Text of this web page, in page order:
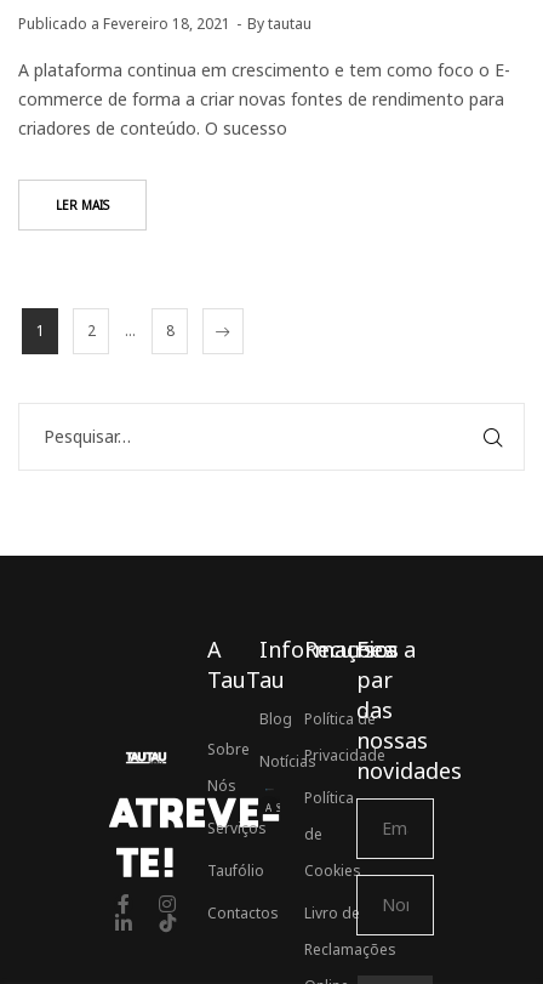
Publicado a Fevereiro 18, 2021 Bytautau
A plataforma continua em crescimento e tem como foco o E-
commerce de forma a criar novas fontes de rendimento para
criadores de conteúdo. O sucesso
LER MAIS
1 2 … 8
ATREVE-
TE!
A
TauTau
Sobre
Nós
Serviços
Taufólio
Contactos
Informações
Blog
Notícias
Associados ASSOFT
Recursos
Política de
Privacidade
Política
de
Cookies
Livro de
Reclamações
Fica a
par
das
nossas
novidades